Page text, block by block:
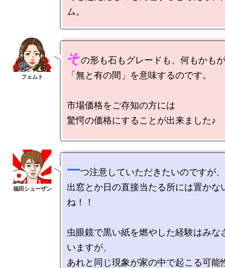
その形も石もグレードも、何もかもが
「無と有の間」を意味するのです。
市場価格をご存知の方には
驚愕の価格にすることが出来ました♪
一つ注意していただきたいのですが、
出窓とか日の直接当たる所には置かな
ね！！
虫眼鏡で黒い紙を燃やした経験はみな
いますが、
あれと同じ現象が家の中で起こる可能